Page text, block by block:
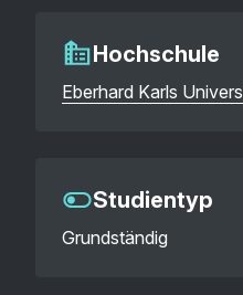
Hochschule
Eberhard Karls
Studientyp
Grundständig